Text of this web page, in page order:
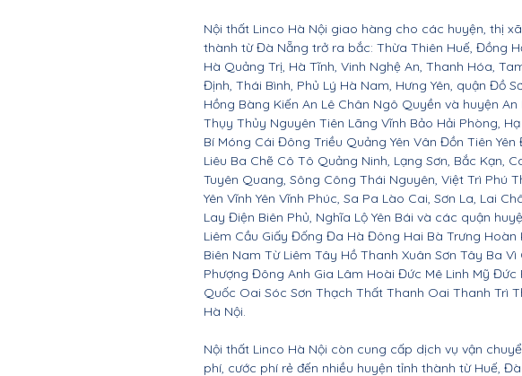
Nội thất Linco Hà Nội giao hàng cho các huyện, thị
thành từ Đà Nẵng trở ra bắc: Thừa Thiên Huế, Đồng
Hà Quảng Trị, Hà Tĩnh, Vinh Nghệ An, Thanh Hóa,
Định, Thái Bình, Phủ Lý Hà Nam, Hưng Yên, quận Đồ
Hồng Bàng Kiến An Lê Chân Ngô Quyền và huyện An
Thụy Thủy Nguyên Tiên Lãng Vĩnh Bảo Hải Phòng,
Bí Móng Cái Đông Triều Quảng Yên Vân Đồn Tiên Yên
Liêu Ba Chẽ Cô Tô Quảng Ninh, Lạng Sơn, Bắc Kạn,
Tuyên Quang, Sông Công Thái Nguyên, Việt Trì Phú
Yên Vĩnh Yên Vĩnh Phúc, Sa Pa Lào Cai, Sơn La, Lai
Lay Điện Biên Phủ, Nghĩa Lộ Yên Bái và các quận
Liêm Cầu Giấy Đống Đa Hà Đông Hai Bà Trưng Hoàn
Biên Nam Từ Liêm Tây Hồ Thanh Xuân Sơn Tây Ba
Phượng Đông Anh Gia Lâm Hoài Đức Mê Linh Mỹ Đức
Quốc Oai Sóc Sơn Thạch Thất Thanh Oai Thanh Trì
Hà Nội.
Nội thất Linco Hà Nội còn cung cấp dịch vụ vận
phí, cước phí rẻ đến nhiều huyện tỉnh thành từ Huế,